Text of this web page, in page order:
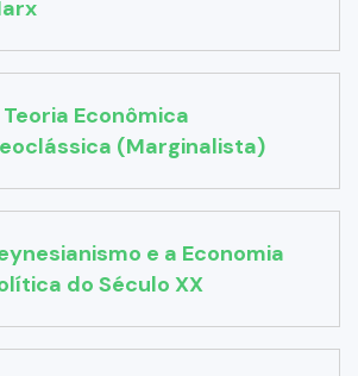
Econômica
(Marginalista)
e a Economia
do Século XX